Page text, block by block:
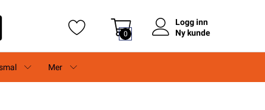
0
Logg inn
Ny kunde
Mer